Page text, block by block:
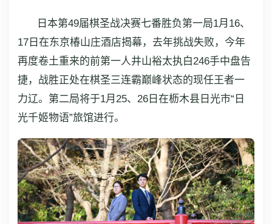
日本第49届棋圣战决赛七番胜负第一局1月16、
17日在东京椿山庄酒店揭幕，去年挑战失败，今年
再度卷土重来的前第一人井山裕太执白246手中盘告
捷，战胜正处在棋圣三连霸巅峰状态的现任王者一
力辽。第二局将于1月25、26日在枥木县日光市“日
光千姬物语”旅馆进行。